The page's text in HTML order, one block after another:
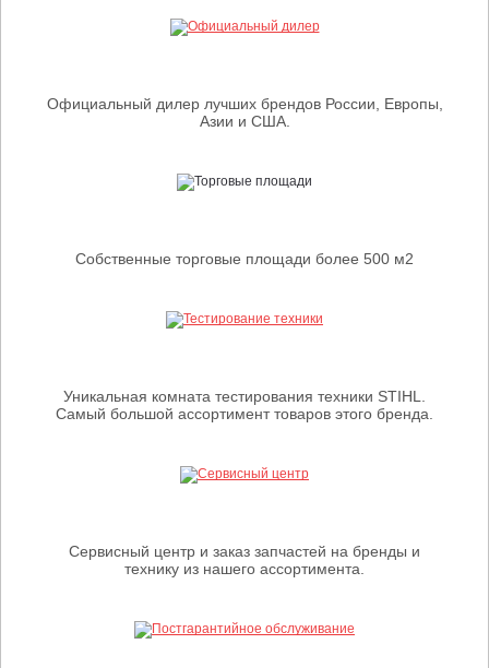
Официальный дилер лучших брендов России, Европы,
Азии и США.
Собственные торговые площади более 500 м2
Уникальная комната тестирования техники STIHL.
Самый большой ассортимент товаров этого бренда.
Сервисный центр и заказ запчастей на бренды и
технику из нашего ассортимента.